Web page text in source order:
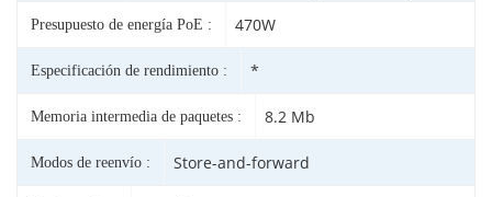
Presupuesto de energía PoE : 470W
Especificación de rendimiento : *
Memoria intermedia de paquetes : 8.2 Mb
Modos de reenvío : Store-and-forward